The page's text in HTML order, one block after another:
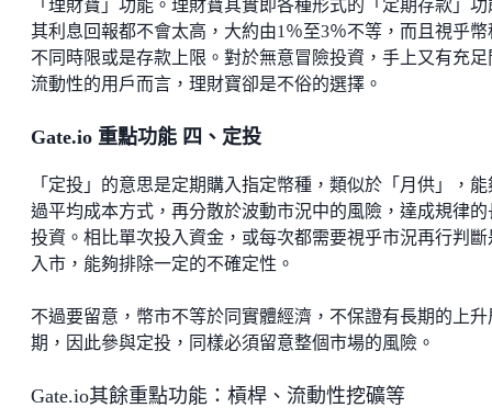
「理財寶」功能。理財寶其實即各種形式的「定期存款」功
其利息回報都不會太高，大約由1％至3％不等，而且視乎幣
不同時限或是存款上限。對於無意冒險投資，手上又有充足
流動性的用戶而言，理財寶卻是不俗的選擇。
Gate.io 重點功能 四、定投
「定投」的意思是定期購入指定幣種，類似於「月供」，能
過平均成本方式，再分散於波動市況中的風險，達成規律的
投資。相比單次投入資金，或每次都需要視乎市況再行判斷
入市，能夠排除一定的不確定性。
不過要留意，幣市不等於同實體經濟，不保證有長期的上升
期，因此參與定投，同樣必須留意整個市場的風險。
Gate.io其餘重點功能：槓桿、流動性挖礦等